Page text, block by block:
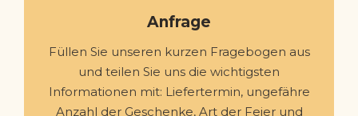
Anfrage
Füllen Sie unseren kurzen Fragebogen aus
und teilen Sie uns die wichtigsten
Informationen mit: Liefertermin, ungefähre
Anzahl der Geschenke, Art der Feier und